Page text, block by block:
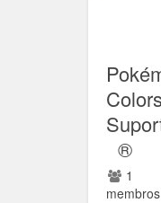
®
1
membros